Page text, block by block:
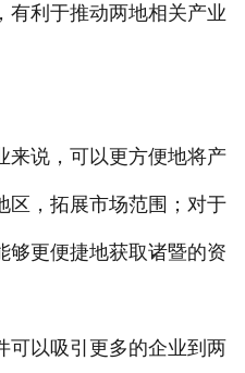
有利于推动两地相关产业
来说，可以更方便地将产
区，拓展市场范围；对于
够更便捷地获取诸暨的资
可以吸引更多的企业到两